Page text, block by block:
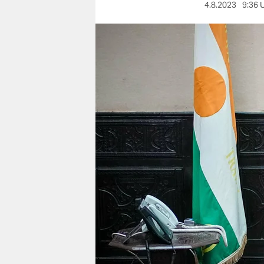
nord
verlag
veranstaltungen
shop
fragen & hilfe
unterstützen
genossenschaft
4.8.2023 9:36